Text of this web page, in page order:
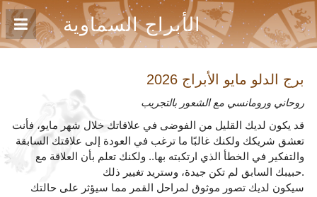
الأبراج السماوية
برج الدلو مايو الأبراج 2026
روحاني ورومانسي مع الشعور بالتجريب
قد يكون لديك القليل من الفوضى في علاقاتك خلال شهر مايو، فأنت
تعشق شريكك ولكنك غالبًا ما ترغب في العودة إلى علاقتك السابقة
والتفكير في الخطأ الذي ارتكبته بها.. ولكنك تعلم بأن العلاقة مع
حبيبك السابق لم تكن جيدة، وستريد تغيير ذلك.
سيكون لديك تصور موثوق لمراحل القمر مما سيؤثر على حالتك